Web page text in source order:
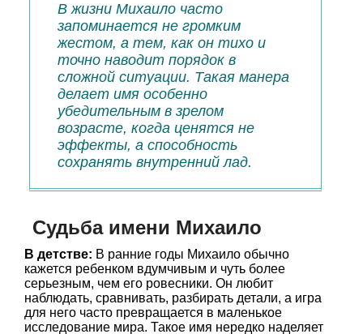
В жизни Михаило часто
запоминается не громким
жестом, а тем, как он тихо и
точно наводит порядок в
сложной ситуации. Такая манера
делает имя особенно
убедительным в зрелом
возрасте, когда ценятся не
эффекты, а способность
сохранять внутренний лад.
Судьба имени Михаило
В детстве: В ранние годы Михаило обычно
кажется ребенком вдумчивым и чуть более
серьезным, чем его ровесники. Он любит
наблюдать, сравнивать, разбирать детали, а игра
для него часто превращается в маленькое
исследование мира. Такое имя нередко наделяет